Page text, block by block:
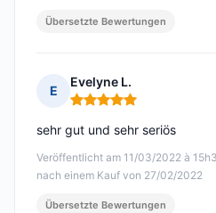
Übersetzte Bewertungen
E
Evelyne L.
Hinweis: 5 von 5
Veröffentlicht am 11/03/2022 à
nach einem Kauf von 27/02/2022
sehr gut und sehr seriös
Übersetzte Bewertungen